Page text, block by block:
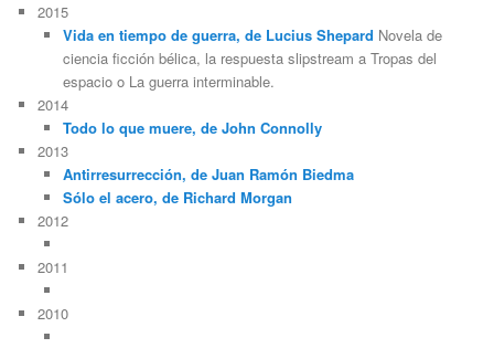
2015
Vida en tiempo de guerra, de Lucius Shepard Novela de
ciencia ficción bélica, la respuesta slipstream a Tropas del
espacio o La guerra interminable.
2014
Todo lo que muere, de John Connolly
2013
Antirresurrección, de Juan Ramón Biedma
Sólo el acero, de Richard Morgan
2012
2011
2010